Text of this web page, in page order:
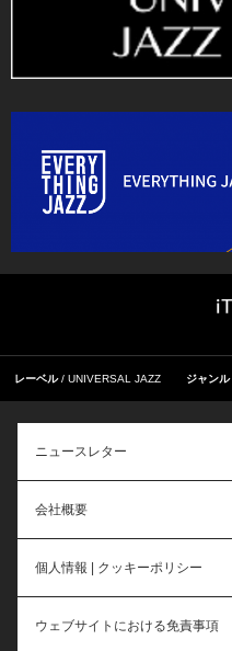
レーベル UNIVERSAL JAZZ ジャンル
ニュースレター
会社概要
個人情報 | クッキーポリシー
ウェブサイトにおける免責事項